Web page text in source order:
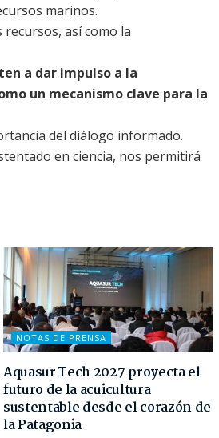
marinos.
así como la
a dar impulso a la
un mecanismo clave para la
del diálogo informado.
en ciencia, nos permitirá
NOTAS DE PRENSA
Aquasur Tech 2027 proyecta el
futuro de la acuicultura
sustentable desde el corazón de
la Patagonia